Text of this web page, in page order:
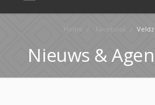
Home Facebook
Nieuws &